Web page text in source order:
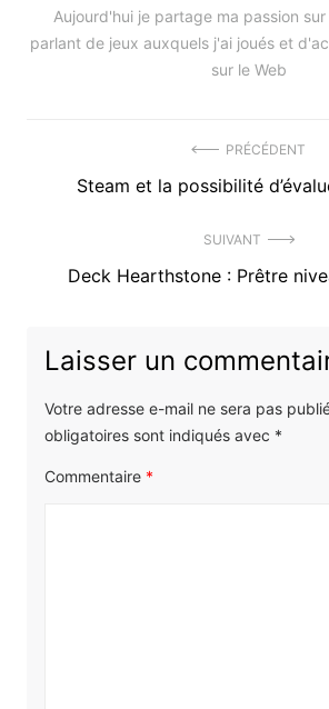
Aujourd'hui je partage ma passion
parlant de jeux auxquels j'ai joués et
sur le Web
PRÉCÉDENT
Précédent
Steam et la possibilité
SUIVANT
Article
Deck Hearthstone : Prêtre
Laisser un
Votre adresse e-mail ne sera pas
obligatoires sont indiqués avec *
Commentaire *